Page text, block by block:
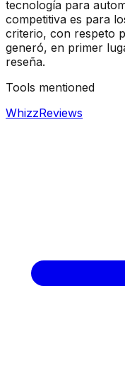
tecnología para
competitiva es para
criterio, con respeto
generó, en primer
reseña.
Tools mentioned
WhizzReviews